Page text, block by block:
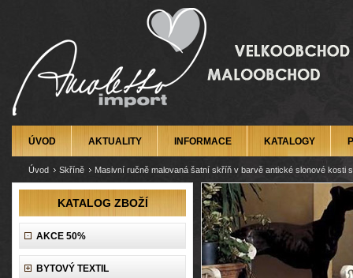
ÚVOD AKTUALITY INFORMACE KATALOGY
Úvod Skříně Masivní ručně malovaná šatní skříň v barvě antické slonové kosti
KATALOG ZBOŽÍ
AKCE 50%
BYTOVÝ TEXTIL